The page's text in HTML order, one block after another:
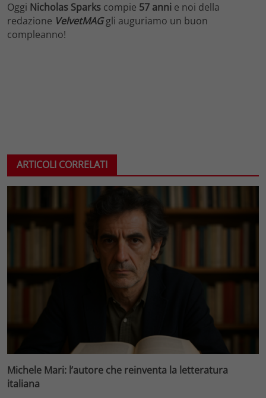
Oggi Nicholas Sparks compie 57 anni e noi della
redazione VelvetMAGgli auguriamo un buon
compleanno!
ARTICOLI CORRELATI
Michele Mari: l’autore che reinventa la letteratura
italiana